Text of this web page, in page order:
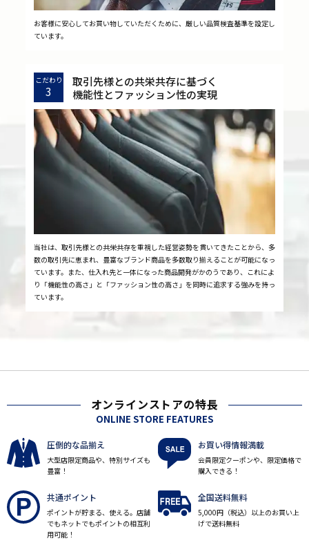
お客様に安心してお買い物していただくために、厳しい品質検査基準を設定し
ています。
こだわり
3
取引先様との共栄共存に基づく
機能性とファッション性の実現
当社は、取引先様との共栄共存を重視した経営姿勢を貫いてきたことから、多
数の取引先に恵まれ、豊富なブランド商品を多数取り揃えることが可能になっ
ています。また、仕入れ先と一体になった商品開発がかのうであり、これによ
り「機能性の高さ」と「ファッション性の高さ」を同時に追求する強みを持っ
ています。
オンラインストアの特長
ONLINE STORE FEATURES
圧倒的な品揃え
大型店限定商品や、特別サイズも
豊富！
お買い得情報満載
会員限定クーポンや、限定価格で
購入できる！
共通ポイント
ポイントが貯まる、使える。店舗
でもネットでもポイントの相互利
用可能！
全国送料無料
5,000円（税込）以上のお買い上
げで送料無料